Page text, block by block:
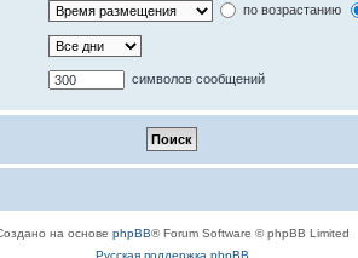
по возрастанию
символов сообщений
на основе phpBB® Forum Software © phpBB Limited
Русская поддержка phpBB